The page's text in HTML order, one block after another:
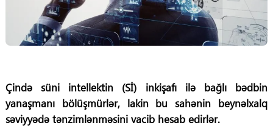
Çində süni intellektin (Sİ) inkişafı ilə bağlı bədbin
yanaşmanı bölüşmürlər, lakin bu sahənin beynəlxalq
səviyyədə tənzimlənməsini vacib hesab edirlər.